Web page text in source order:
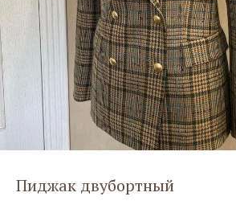
Пиджак двубортный